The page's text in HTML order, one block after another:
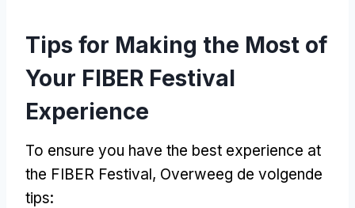
Tips for Making the Most of
Your FIBER Festival
Experience
To ensure you have the best experience at
the FIBER Festival, Overweeg de volgende
tips: